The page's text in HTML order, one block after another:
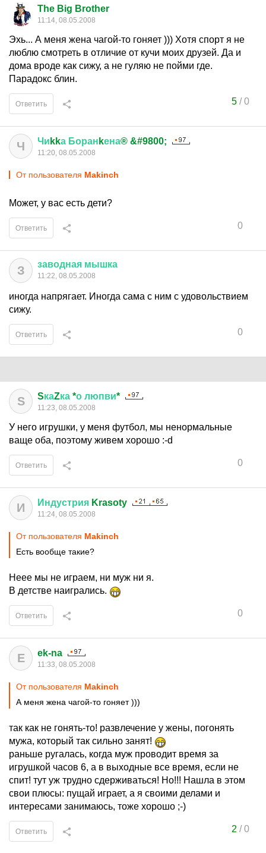
The Big Brother
11:14, 08.05.2008
Эхь... А меня жена чагой-то гоняет ))) Хотя спорт я не
люблю смотреть в отличие от кучи моих друзей. Да и
дома вроде как сижу, а не гуляю не пойми где.
Парадокс блин.
5/0
Ответить
Ч Чи kkа Боран kена® &#9800;
11:20, 08.05.2008
От пользователя Makinch
Может, у вас есть дети?
0
Ответить
З заводная мышка
11:22, 08.05.2008
иногда напрягает. Иногда сама с ним с удовольствием
сижу.
0
Ответить
S SкаZка *о люпви*
11:23, 08.05.2008
У него игрушки, у меня футбол, мы ненормальные
ваще оба, поэтому живем хорошо :-d
0
Ответить
И Индустрия Krasoty
11:24, 08.05.2008
От пользователя Makinch
Есть вообще такие?
Неее мы не играем, ни муж ни я.
В детстве наигрались.
0
Ответить
E ek-na
11:33, 08.05.2008
От пользователя Makinch
А меня жена чагой-то гоняет )))
так как не гонять-то! развлечение у жены, погонять
мужа, который так сильно занят!
раньше ругалась, когда муж проводит время за
игрушкой часов 6, а в выходные все время, если не
спит! тут уж трудно сдерживаться! Но!!! Нашла в этом
свои плюсы: пущай играет, а я своими делами и
интересами занимаюсь, тоже хорошо ;-)
2 /0
Ответить